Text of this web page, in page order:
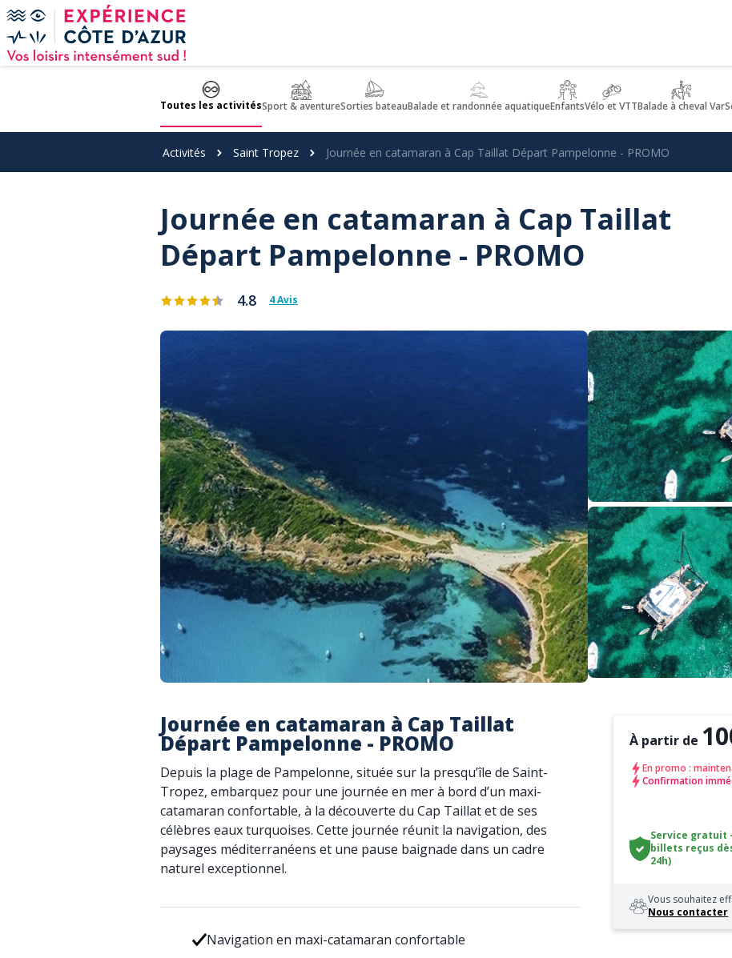
Panneau de gestion des cookies
Toutes les activitésSport & aventureSorties bateauBalade et randonnée aquatiqueEnfantsVélo et VTTBalade à cheval Var
Activités Saint Tropez Journée en catamaran à Cap Taillat Départ Pampelonne - PROMO
Journée en catamaran à Cap Taillat
Départ Pampelonne - PROMO
4.8 4 Avis
Journée en catamaran à Cap Taillat
Départ Pampelonne - PROMO
Depuis la plage de Pampelonne, située sur la presqu’île de Saint-
Tropez, embarquez pour une journée en mer à bord d’un maxi-
catamaran confortable, à la découverte du Cap Taillat et de ses
célèbres eaux turquoises. Cette journée réunit la navigation, des
paysages méditerranéens et une pause baignade dans un cadre
naturel exceptionnel.
Navigation en maxi-catamaran confortable
À partir de
En promo :
Confirmation
Service gratuit
billets reçus
24h)
Vous souhaitez
Nous contacter